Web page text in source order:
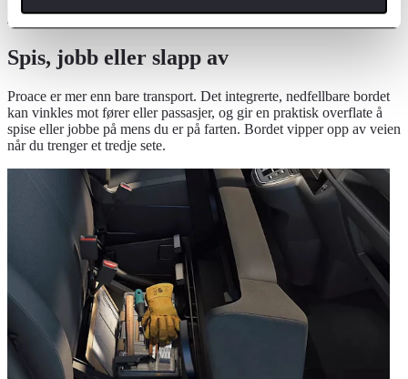
Spis, jobb eller slapp av
Proace er mer enn bare transport. Det integrerte, nedfellbare bordet
kan vinkles mot fører eller passasjer, og gir en praktisk overflate å
spise eller jobbe på mens du er på farten. Bordet vipper opp av veien
når du trenger et tredje sete.